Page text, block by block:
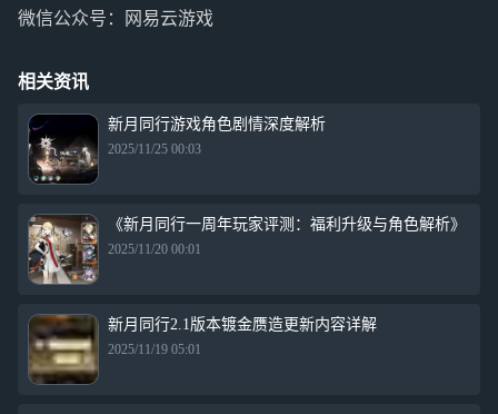
微信公众号：网易云游戏
相关资讯
新月同行游戏角色剧情深度解析
2025/11/25 00:03
《新月同行一周年玩家评测：福利升级与角色解析》
2025/11/20 00:01
新月同行2.1版本镀金赝造更新内容详解
2025/11/19 05:01